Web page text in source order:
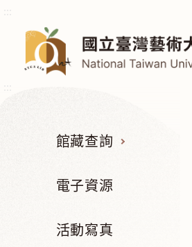
館藏查詢
電子資源
活動寫真